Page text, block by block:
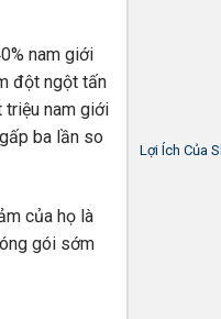
nam giới
đột ngột tấn
nam giới
ba lần so
của họ là
gói sớm
Lợi Ích Của